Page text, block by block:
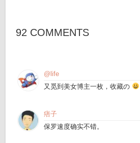
92 COMMENTS
@life
又觅到美女博主一枚，收藏の
痞子
保罗速度确实不错。